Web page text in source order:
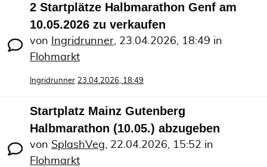
2 Startplätze Halbmarathon Genf am
10.05.2026 zu verkaufen
von Ingridrunner, 23.04.2026, 18:49 in
Flohmarkt
Ingridrunner 23.04.2026, 18:49
Startplatz Mainz Gutenberg
Halbmarathon (10.05.) abzugeben
von SplashVeg, 22.04.2026, 15:52 in
Flohmarkt